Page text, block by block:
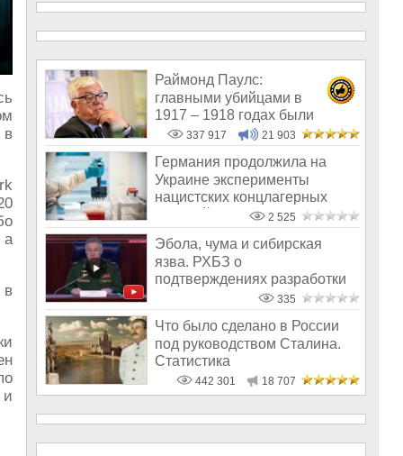
в
а
в
Раймонд Паулс:
главными убийцами в
1917 – 1918 годах были
латыши и евреи, а не русс
337 917 21 903
Германия продолжила на
Украине эксперименты
нацистских концлагерных
2 525
Эбола, чума и сибирская
язва. РХБЗ о
подтверждениях разработки
биологического оружи
335
Что было сделано в России
под руководством Сталина.
Статистика
442 301 18 707